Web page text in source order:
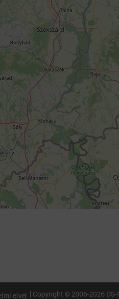
elvei Copyright © 2006-2026